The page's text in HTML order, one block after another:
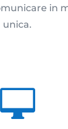
in
unica.
